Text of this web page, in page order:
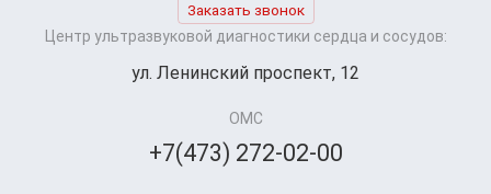
Заказать звонок
Центр ультразвуковой диагностики сердца и сосудов:
ул. Ленинский проспект, 12
ОМС
+7(473) 272-02-00